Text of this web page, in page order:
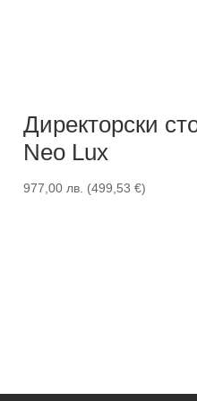
Директорски
Neo Lux
977,00 лв. (499,53 €)